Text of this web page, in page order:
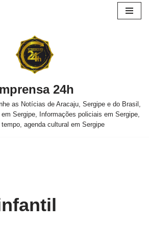
24h
as Notícias de Aracaju, Sergipe e do Brasil,
Sergipe, Informações policiais em Sergipe,
agenda cultural em Sergipe